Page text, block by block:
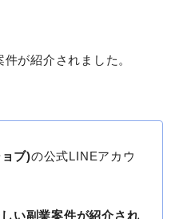
が紹介されました。
ブ)の公式LINEアカウ
い副業案件が紹介され